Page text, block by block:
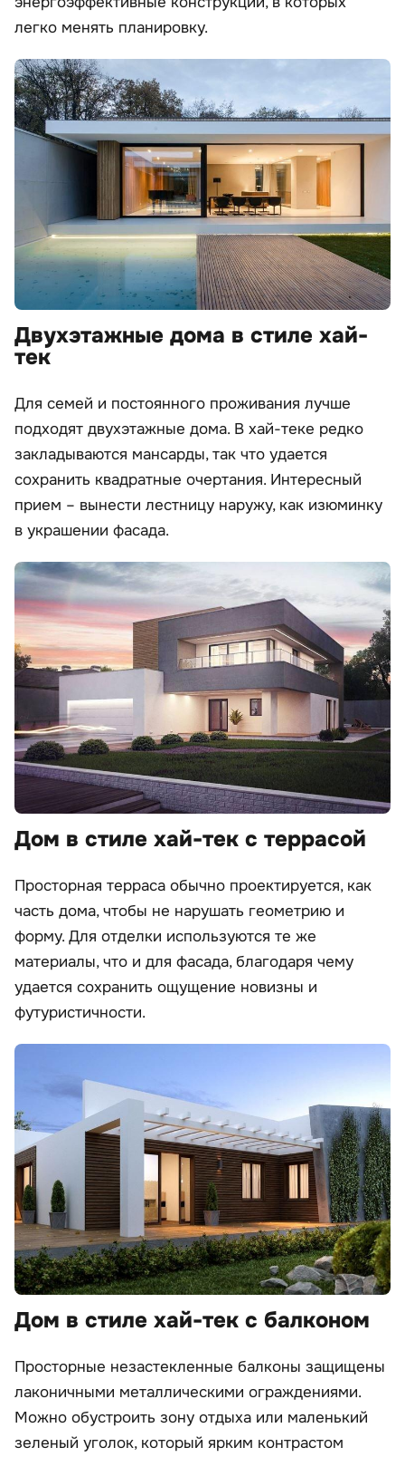
легко менять планировку.
Двухэтажные дома в стиле хай-
тек
Для семей и постоянного проживания лучше
подходят двухэтажные дома. В хай-теке редко
закладываются мансарды, так что удается
сохранить квадратные очертания. Интересный
прием – вынести лестницу наружу, как изюминку
в украшении фасада.
Дом в стиле хай-тек с террасой
Просторная терраса обычно проектируется, как
часть дома, чтобы не нарушать геометрию и
форму. Для отделки используются те же
материалы, что и для фасада, благодаря чему
удается сохранить ощущение новизны и
футуристичности.
Дом в стиле хай-тек с балконом
Просторные незастекленные балконы защищены
лаконичными металлическими ограждениями.
Можно обустроить зону отдыха или маленький
зеленый уголок, который ярким контрастом